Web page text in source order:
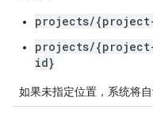
projects/
projects/
id}
如果未指定位置，系统将自